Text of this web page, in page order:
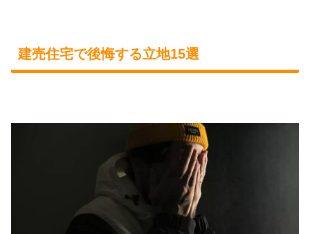
建売住宅で後悔する立地15選